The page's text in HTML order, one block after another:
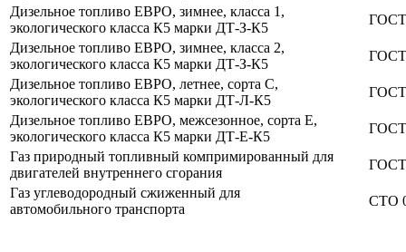
Дизельное топливо ЕВРО, зимнее, класса 1,
экологического класса К5 марки ДТ-З-К5
ГОСТ
Дизельное топливо ЕВРО, зимнее, класса 2,
экологического класса К5 марки ДТ-З-К5
ГОСТ
Дизельное топливо ЕВРО, летнее, сорта С,
экологического класса К5 марки ДТ-Л-К5
ГОСТ
Дизельное топливо ЕВРО, межсезонное, сорта Е,
экологического класса К5 марки ДТ-Е-К5
ГОСТ
Газ природный топливный компримированный для
двигателей внутреннего сгорания
ГОСТ
Газ углеводородный сжиженный для
автомобильного транспорта
СТО